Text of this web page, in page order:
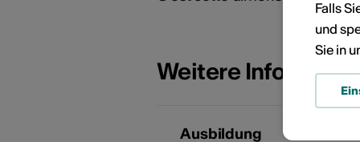
Weitere
Ausbildung
Falls
und
Sie in